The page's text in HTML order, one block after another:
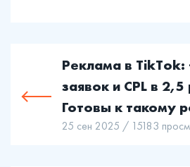
Реклама в TikTok:
заявок и CPL в
Готовы к такому
25 сен 2025 / 15183